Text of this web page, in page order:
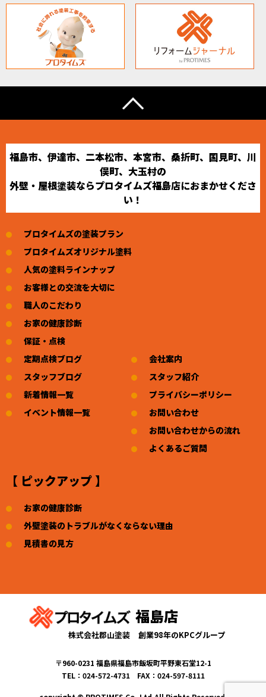
福島市、伊達市、二本松市、本宮市、桑折町、国見町、川
俣町、大玉村の
外壁・屋根塗装ならプロタイムズ福島店におまかせくださ
い！
プロタイムズの塗装プラン
プロタイムズオリジナル塗料
人気の塗料ラインナップ
お客様との交流を大切に
職人のこだわり
お家の健康診断
保証・点検
定期点検ブログ
スタッフブログ
新着情報一覧
イベント情報一覧
会社案内
スタッフ紹介
プライバシーポリシー
お問い合わせ
お問い合わせからの流れ
よくあるご質問
【 ピックアップ 】
お家の健康診断
外壁塗装のトラブルがなくならない理由
見積書の見方
福島店
株式会社郡山塗装 創業98年のKPCグループ
〒960-0231 福島県福島市飯坂町平野東石堂12-1
TEL：024-572-4731 FAX：024-597-8111